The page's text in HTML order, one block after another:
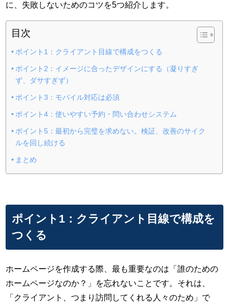
に、失敗しないためのコツを5つ紹介します。
目次
ポイント1：クライアント目線で構成をつくる
ポイント2：イメージに合ったデザインにする（凝りすぎ
ず、ダサすぎず）
ポイント3：モバイル対応は必須
ポイント4：使いやすい予約・問い合わせシステム
ポイント5：最初から完璧を求めない。検証、改善のサイク
ルを回し続ける
まとめ
ポイント1：クライアント目線で構成を
つくる
ホームページを作成する際、最も重要なのは「誰のための
ホームページなのか？」を忘れないことです。それは、
「クライアント、つまり訪問してくれる人々のため」で